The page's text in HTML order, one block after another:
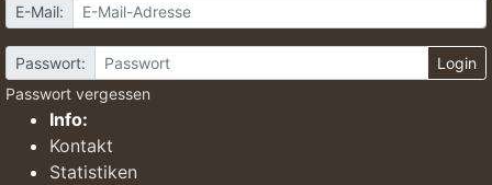
E-Mail:
Passwort:
Login
Passwort vergessen
Info:
Kontakt
Statistiken